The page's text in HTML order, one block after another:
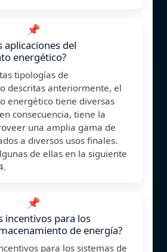
📌
aplicaciones del
energético?
tipologías de
descritas anteriormente, el
energético tiene diversas
consecuencia, tiene la
una amplia gama de
a diversos usos finales.
de ellas en la siguiente
📌
incentivos para los
de energía?
para los sistemas de